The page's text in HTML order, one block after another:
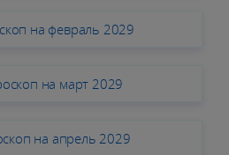
на февраль 2029
на март 2029
на апрель 2029